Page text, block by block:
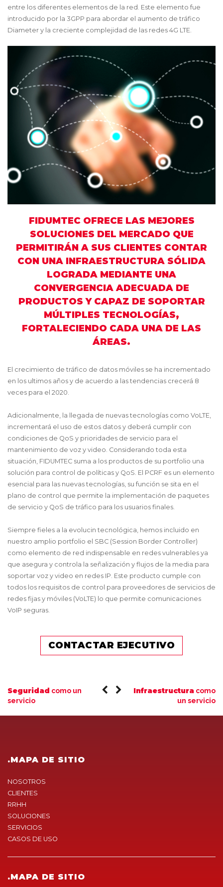
entre los diferentes elementos de la red. Este elemento fue
introducido por la 3GPP para abordar el aumento de tráfico
Diameter y la creciente complejidad de las redes 4G LTE.
FIDUMTEC OFRECE LAS MEJORES
SOLUCIONES DEL MERCADO QUE
PERMITIRÁN A SUS CLIENTES CONTAR
CON UNA INFRAESTRUCTURA SÓLIDA
LOGRADA MEDIANTE UNA
CONVERGENCIA ADECUADA DE
PRODUCTOS Y CAPAZ DE SOPORTAR
MÚLTIPLES TECNOLOGÍAS,
FORTALECIENDO CADA UNA DE LAS
ÁREAS.
El crecimiento de tráfico de datos móviles se ha incrementado
en los ultimos años y de acuerdo a las tendencias crecerá 8
veces para el 2020.
Adicionalmente, la llegada de nuevas tecnologías como VoLTE,
incrementará el uso de estos datos y deberá cumplir con
condiciones de QoS y prioridades de servicio para el
mantenimiento de voz y video. Considerando toda esta
situación, FIDUMTEC suma a los productos de su portfolio una
solución para control de políticas y QoS. El PCRF es un elemento
esencial para las nuevas tecnologías, su función se sita en el
plano de control que permite la implementación de paquetes
de servicio y QoS de tráfico para los usuarios finales.
Siempre fieles a la evolucin tecnológica, hemos incluido en
nuestro amplio portfolio el SBC (Session Border Controller)
como elemento de red indispensable en redes vulnerables ya
que asegura y controla la señalización y flujos de la media para
soportar voz y video en redes IP. Este producto cumple con
todos los requisitos de control para proveedores de servicios de
redes fijas y móviles (VoLTE) lo que permite comunicaciones
VoIP seguras.
CONTACTAR EJECUTIVO
Seguridad como un
servicio
Infraestructura como
un servicio
.MAPA DE SITIO
NOSOTROS
CLIENTES
RRHH
SOLUCIONES
SERVICIOS
CASOS DE USO
.MAPA DE SITIO